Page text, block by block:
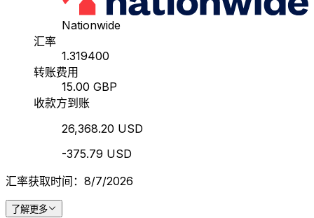
Nationwide
汇率
1.319400
转账费用
15.00 GBP
收款方到账
26,368.20 USD
-375.79 USD
汇率获取时间：8/7/2026
了解更多